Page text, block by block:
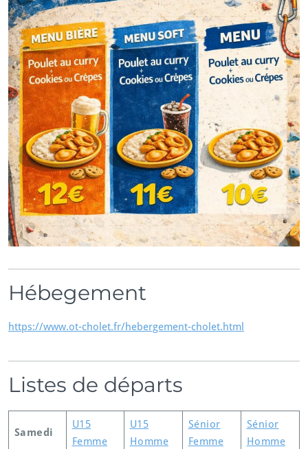
Hébegement
https://www.ot-cholet.fr/hebergement-cholet.html
Listes de départs
Samedi
U15
Femme
U15
Homme
Sénior
Femme
Sénior
Homme